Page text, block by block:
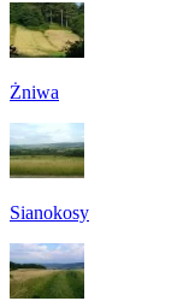
Żniwa
Sianokosy